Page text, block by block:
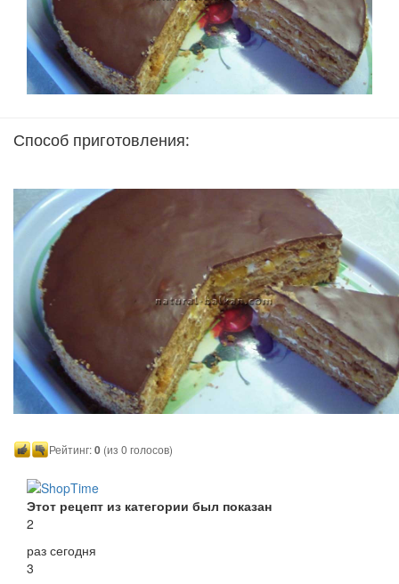
Способ приготовления:
Рейтинг:0 (из 0 голосов)
Этот рецепт из категории был показан
2
раз сегодня
3